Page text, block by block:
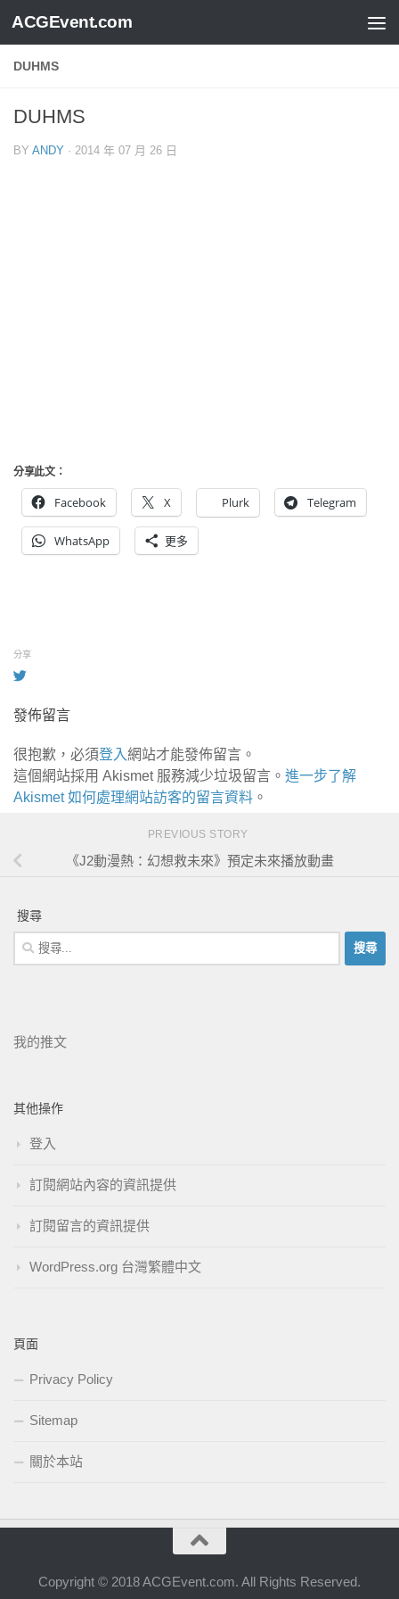
ACGEvent.com
DUHMS
DUHMS
BY ANDY · 2014 年 07 月 26 日
分享此文：
Facebook X Plurk Telegram
WhatsApp 更多
分享
發佈留言
很抱歉，必須登入網站才能發佈留言。
這個網站採用 Akismet 服務減少垃圾留言。 進一步了解
Akismet 如何處理網站訪客的留言資料 。
PREVIOUS STORY
《J2動漫熱：幻想救未來》預定未來播放動畫
搜尋
我的推文
其他操作
登入
訂閱網站內容的資訊提供
訂閱留言的資訊提供
WordPress.org 台灣繁體中文
頁面
Privacy Policy
Sitemap
關於本站
Copyright © 2018 ACGEvent.com. All Rights Reserved.